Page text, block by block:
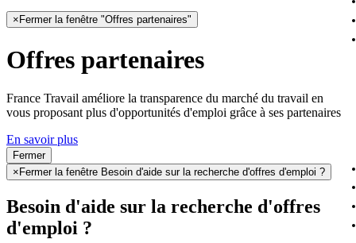
× Fermer la fenêtre "Offres partenaires"
Offres partenaires
France Travail améliore la transparence du marché du travail en
vous proposant plus d'opportunités d'emploi grâce à ses partenaires
En savoir plus
Fermer
× Fermer la fenêtre Besoin d'aide sur la recherche d'offres d'emploi ?
Besoin d'aide sur la recherche d'offres
d'emploi ?